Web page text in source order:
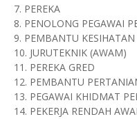
7. PEREKA
8. PENOLONG PEGAWAI
9. PEMBANTU
10. JURUTEKNIK (AWAM)
11. PEREKA GRED
12. PEMBANTU
13. PEGAWAI KHIDMAT
14. PEKERJA RENDAH